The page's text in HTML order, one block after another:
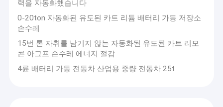
력을 자동화했습니다
0-20ton 자동화된 유도된 카트 리튬 배터리 가동 저장소
손수레
15번 톤 자취를 남기지 않는 자동화된 유도된 카트 리모
콘 아그프 손수레 에너지 절감
4륜 배터리 가동 전동차 산업용 중량 전동차 25t